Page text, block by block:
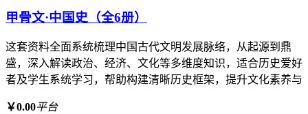
甲骨文·中国史（全6册）
这套资料全面系统梳理中国古代文明发展脉络，从起源到鼎
盛，深入解读政治、经济、文化等多维度知识，适合历史爱好
者及学生系统学习，帮助构建清晰历史框架，提升文化素养与
￥0.00平台